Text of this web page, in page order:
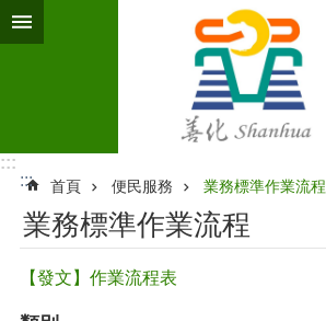
跳到主要內容區塊
:::
:::
首頁 便民服務 業務標準作業流程‭
業務標準作業流程‭
【發文】作業流程表